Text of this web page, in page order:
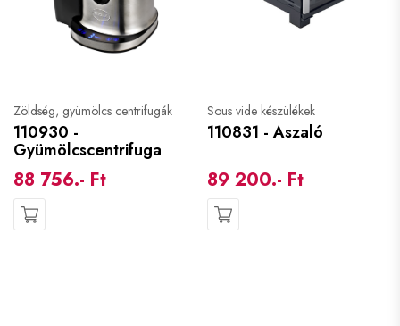
Zöldség, gyümölcs centrifugák
110930 -
Gyümölcscentrifuga
88 756.- Ft
Sous vide készülékek
110831 - Aszaló
89 200.- Ft